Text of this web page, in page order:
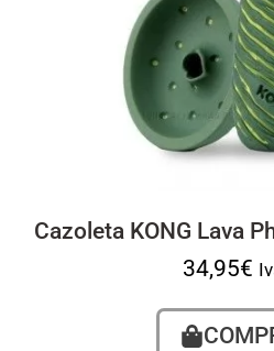
Cazoleta KONG Lava
34,95€